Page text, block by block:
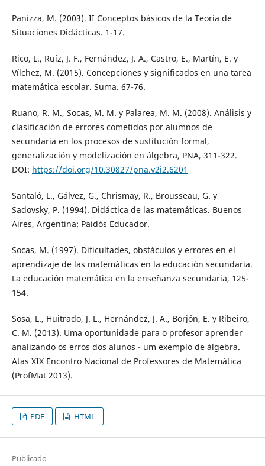
Panizza, M. (2003). II Conceptos básicos de la Teoría de
Situaciones Didácticas. 1-17.
Rico, L., Ruíz, J. F., Fernández, J. A., Castro, E., Martín, E. y
Vílchez, M. (2015). Concepciones y significados en una tarea
matemática escolar. Suma. 67-76.
Ruano, R. M., Socas, M. M. y Palarea, M. M. (2008). Análisis y
clasificación de errores cometidos por alumnos de
secundaria en los procesos de sustitución formal,
generalización y modelización en álgebra, PNA, 311-322.
DOI: https://doi.org/10.30827/pna.v2i2.6201
Santaló, L., Gálvez, G., Chrismay, R., Brousseau, G. y
Sadovsky, P. (1994). Didáctica de las matemáticas. Buenos
Aires, Argentina: Paidós Educador.
Socas, M. (1997). Dificultades, obstáculos y errores en el
aprendizaje de las matemáticas en la educación secundaria.
La educación matemática en la enseñanza secundaria, 125-
154.
Sosa, L., Huitrado, J. L., Hernández, J. A., Borjón, E. y Ribeiro,
C. M. (2013). Uma oportunidade para o profesor aprender
analizando os erros dos alunos - um exemplo de álgebra.
Atas XIX Encontro Nacional de Professores de Matemática
(ProfMat 2013).
PDF HTML
Publicado